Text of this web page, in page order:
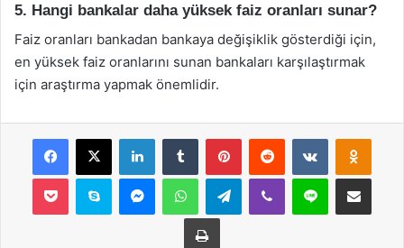
5. Hangi bankalar daha yüksek faiz oranları sunar?
Faiz oranları bankadan bankaya değişiklik gösterdiği için,
en yüksek faiz oranlarını sunan bankaları karşılaştırmak
için araştırma yapmak önemlidir.
Facebook
X LinkedInTumblr PinterestReddit VKontakte
Pocket Skype MessengerWhatsAppTelegramViber Line E-Posta ile
Yazdır